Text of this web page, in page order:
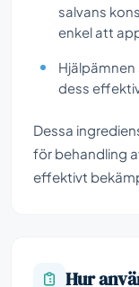
salvans
enkel att
dess
Dessa
för behandling
effektivt
Hur